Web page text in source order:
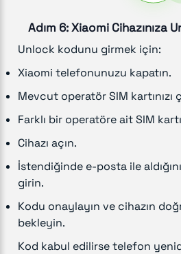
Adım 6: Xiaomi Cihazınıza
Unlock kodunu girmek için:
Xiaomi telefonunuzu kapatın.
Mevcut operatör SIM kartınızı
Farklı bir operatöre ait SIM
Cihazı açın.
İstendiğinde e-posta ile
girin.
Kodu onaylayın ve cihazın
bekleyin.
Kod kabul edilirse telefon